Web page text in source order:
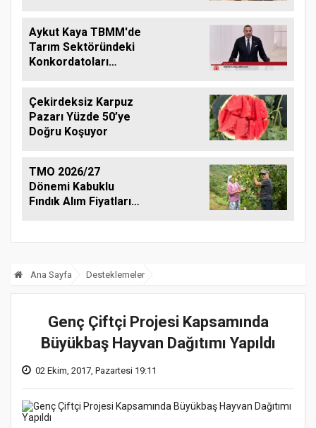
Aykut Kaya TBMM'de
Tarım Sektöründeki
Konkordatoları
Çekirdeksiz Karpuz
Pazarı Yüzde 50’ye
Doğru Koşuyor
TMO 2026/27
Dönemi Kabuklu
Fındık Alım Fiyatlarını
Ana Sayfa Desteklemeler
Genç Çiftçi Projesi Kapsamında
Büyükbaş Hayvan Dağıtımı Yapıldı
02 Ekim, 2017, Pazartesi 19:11